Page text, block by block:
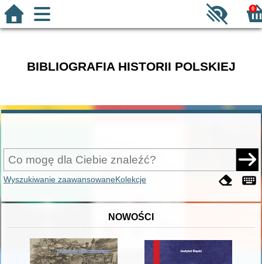
0
BIBLIOGRAFIA HISTORII POLSKIEJ
Wyszukiwanie zaawansowaneKolekcje
NOWOŚCI